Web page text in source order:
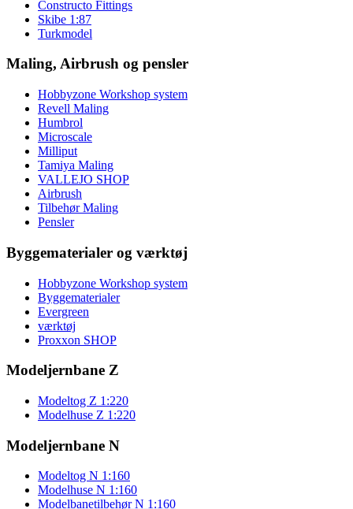
Constructo Fittings
Skibe 1:87
Turkmodel
Maling, Airbrush og pensler
Hobbyzone Workshop system
Revell Maling
Humbrol
Microscale
Milliput
Tamiya Maling
VALLEJO SHOP
Airbrush
Tilbehør Maling
Pensler
Byggematerialer og værktøj
Hobbyzone Workshop system
Byggematerialer
Evergreen
værktøj
Proxxon SHOP
Modeljernbane Z
Modeltog Z 1:220
Modelhuse Z 1:220
Modeljernbane N
Modeltog N 1:160
Modelhuse N 1:160
Modelbanetilbehør N 1:160